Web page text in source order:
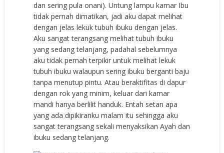
dan sering pula onani). Untung lampu kamar Ibu
tidak pernah dimatikan, jadi aku dapat melihat
dengan jelas lekuk tubuh ibuku dengan jelas.
Aku sangat terangsang melihat tubuh ibuku
yang sedang telanjang, padahal sebelumnya
aku tidak pernah terpikir untuk melihat lekuk
tubuh ibuku walaupun sering ibuku berganti baju
tanpa menutup pintu. Atau beraktifitas di dapur
dengan rok yang minim, keluar dari kamar
mandi hanya berlilit handuk. Entah setan apa
yang ada dipikiranku malam itu sehingga aku
sangat terangsang sekali menyaksikan Ayah dan
ibuku sedang telanjang.